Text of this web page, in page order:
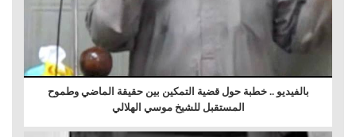
بالفيديو .. خطبة حول قضية التمكين بين حقيقة الماضي وطموح
المستقبل للشيخ موسي الهلالي